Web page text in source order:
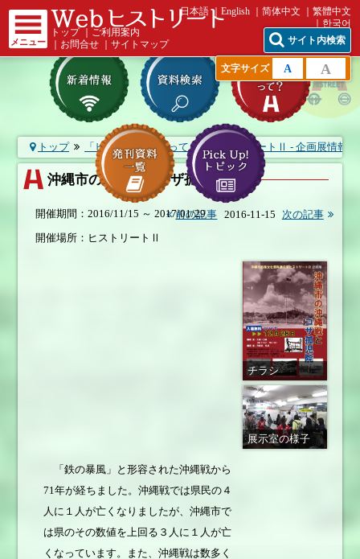
メニュー
トップ
ご利用案内
お問合せ ｜サイトマップ
日本語 English 简体中文
繁體中文
한국어
サイト内検索
文字サイズ A A
トップ 「ヒストリート」って？ ヒストリートⅡ - 企画展情報
沖縄市の沖縄戦とコザ孤児院
前の記事 2016-11-15 次の記事
開催期間：2016/11/15 ～ 2017/01/29
開催場所：ヒストリートⅡ
チラシ
展示室の様子
「鉄の暴風」と形容された沖縄戦から
71年が経ちました。沖縄戦では県民の４
人に１人が亡くなりましたが、沖縄市で
は県のその数値を上回る３人に１人が亡
くなっています。また、沖縄戦は数多く